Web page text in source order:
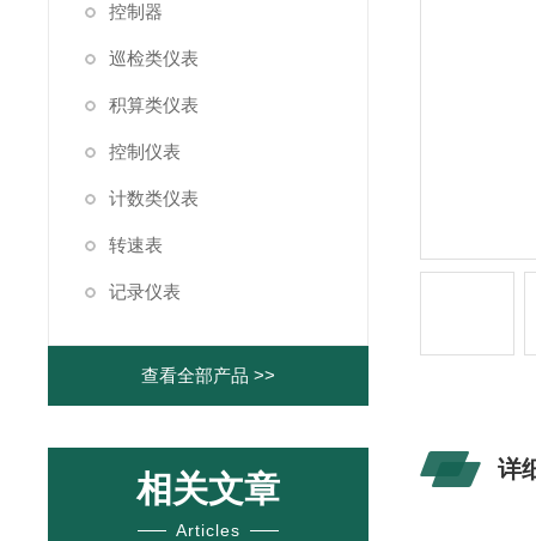
控制器
巡检类仪表
积算类仪表
控制仪表
计数类仪表
转速表
记录仪表
查看全部产品 >>
相关文章
Articles
详